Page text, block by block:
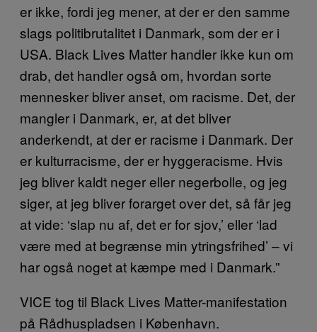
er ikke, fordi jeg mener, at der er den samme
slags politibrutalitet i Danmark, som der er i
USA. Black Lives Matter handler ikke kun om
drab, det handler også om, hvordan sorte
mennesker bliver anset, om racisme. Det, der
mangler i Danmark, er, at det bliver
anderkendt, at der er racisme i Danmark. Der
er kulturracisme, der er hyggeracisme. Hvis
jeg bliver kaldt neger eller negerbolle, og jeg
siger, at jeg bliver forarget over det, så får jeg
at vide: ‘slap nu af, det er for sjov,’ eller ‘lad
være med at begrænse min ytringsfrihed’ – vi
har også noget at kæmpe med i Danmark.”
VICE tog til Black Lives Matter-manifestation
på Rådhuspladsen i København.